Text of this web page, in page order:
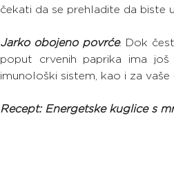
čekati da se prehladite da biste
Jarko obojeno povrće. Dok
poput crvenih paprika ima
imunološki sistem, kao i za vaše
Recept: Energetske kuglice s